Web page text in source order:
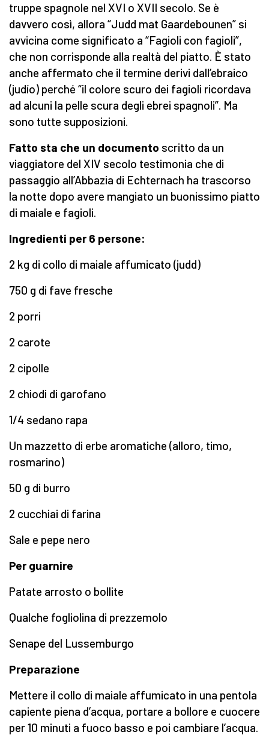
truppe spagnole nel XVI o XVII secolo. Se è
davvero così, allora “Judd mat Gaardebounen” si
avvicina come significato a “Fagioli con fagioli”,
che non corrisponde alla realtà del piatto. È stato
anche affermato che il termine derivi dall’ebraico
(judío) perché “il colore scuro dei fagioli ricordava
ad alcuni la pelle scura degli ebrei spagnoli”. Ma
sono tutte supposizioni.
Fatto sta che un documento scritto da un
viaggiatore del XIV secolo testimonia che di
passaggio all’Abbazia di Echternach ha trascorso
la notte dopo avere mangiato un buonissimo piatto
di maiale e fagioli.
Ingredienti per 6 persone:
2 kg di collo di maiale affumicato (judd)
750 g di fave fresche
2 porri
2 carote
2 cipolle
2 chiodi di garofano
1/4 sedano rapa
Un mazzetto di erbe aromatiche (alloro, timo,
rosmarino)
50 g di burro
2 cucchiai di farina
Sale e pepe nero
Per guarnire
Patate arrosto o bollite
Qualche fogliolina di prezzemolo
Senape del Lussemburgo
Preparazione
Mettere il collo di maiale affumicato in una pentola
capiente piena d’acqua, portare a bollore e cuocere
per 10 minuti a fuoco basso e poi cambiare l’acqua.